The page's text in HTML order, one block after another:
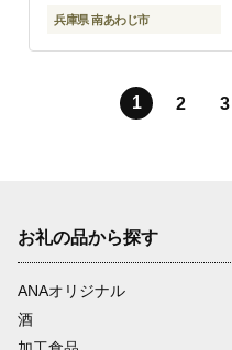
兵庫県 南あわじ市
1 2 3
お礼の品から探す
ANAオリジナル
酒